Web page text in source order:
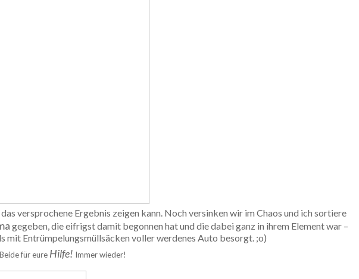
versprochene Ergebnis zeigen kann. Noch versinken wir im Chaos und ich sortiere
gegeben, die eifrigst damit begonnen hat und die dabei ganz in ihrem Element war –
mit Entrümpelungsmüllsäcken voller werdenes Auto besorgt. ;o)
für eure Hilfe! Immer wieder!